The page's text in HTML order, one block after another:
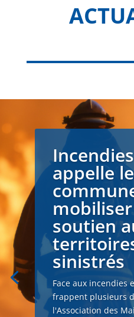
Incendies
appelle
soutien
sinistrés
Face aux incendies
frappent plusieurs
l'Association des